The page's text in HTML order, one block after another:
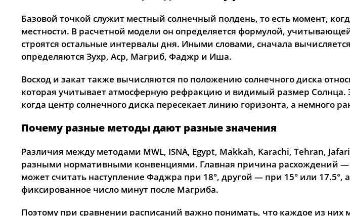
21, Пт
03:27
24, Пн
03:30
27, Чт
28, Пт
03:44
Базовой точкой служит местный солнечный полдень, то есть момент,
местности. В расчетной модели он определяется формулой,
строятся остальные интервалы дня. Иными словами, сначала
определяются Зухр, Аср, Магриб, Фаджр и Иша.
Восход и закат также вычисляются по положению солнечного диска
которая учитывает атмосферную рефракцию и видимый размер Солнца.
когда центр солнечного диска пересекает линию горизонта, а немного
Почему разные методы дают разные значения
Различия между методами MWL, ISNA, Egypt, Makkah, Karachi, Tehran,
разными нормативными конвенциями. Главная причина расхождений
может считать наступление Фаджра при 18°, другой — при 15° или
фиксированное число минут после Магриба.
Поэтому при сравнении расписаний важно понимать, что каждое из